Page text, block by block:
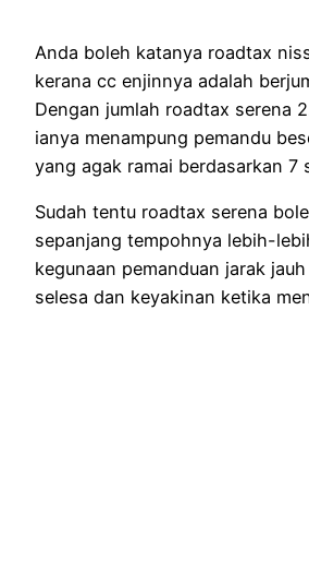
Anda boleh katanya roadtax
kerana cc enjinnya adalah
Dengan jumlah roadtax serena
ianya menampung pemandu
yang agak ramai berdasarkan 7
Sudah tentu roadtax serena
sepanjang tempohnya lebih-
kegunaan pemanduan jarak
selesa dan keyakinan ketika